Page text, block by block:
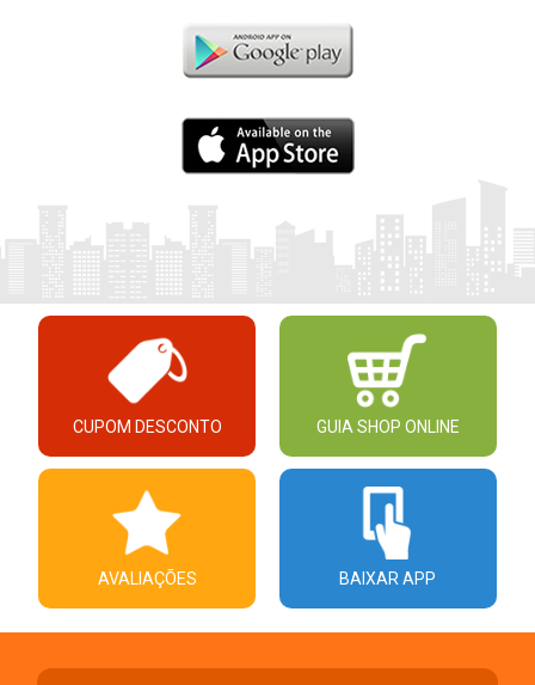
CUPOM DESCONTO GUIA SHOP ONLINE
AVALIAÇÕES BAIXAR APP